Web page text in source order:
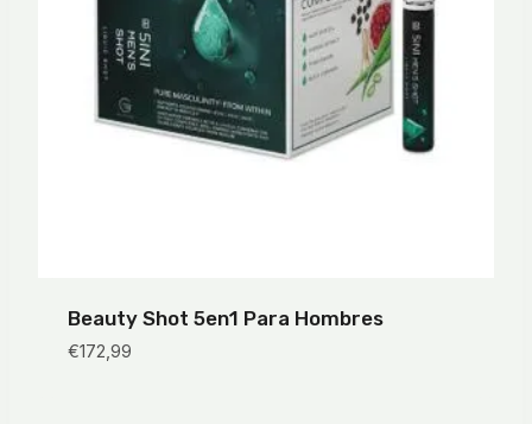
Beauty Shot 5en1 Para Hombres
€172,99